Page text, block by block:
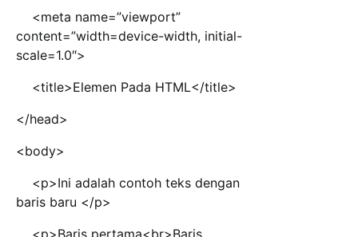
<meta name=”viewport”
content=”width=device-width, initial-
scale=1.0″>
<title>Elemen Pada HTML</title>
</head>
<body>
<p>Ini adalah contoh teks dengan
baris baru </p>